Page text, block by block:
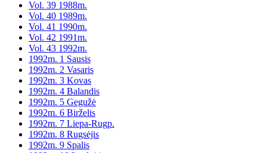
Vol. 39 1988m.
Vol. 40 1989m.
Vol. 41 1990m.
Vol. 42 1991m.
Vol. 43 1992m.
1992m. 1 Sausis
1992m. 2 Vasaris
1992m. 3 Kovas
1992m. 4 Balandis
1992m. 5 Gegužė
1992m. 6 Birželis
1992m. 7 Liepa-Rugp.
1992m. 8 Rugsėjis
1992m. 9 Spalis